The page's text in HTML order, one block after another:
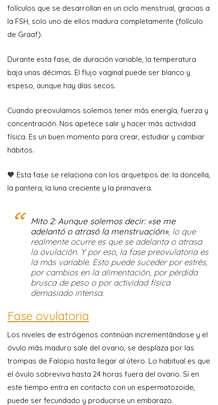
folículos que se desarrollan en un ciclo menstrual, gracias a
la FSH, solo uno de ellos madura completamente (folículo
de Graaf).
Durante esta fase, de duración variable, la temperatura
baja unas décimas. El flujo vaginal puede ser blanco y
espeso, aunque hay días secos.
Cuando preovulamos solemos tener más energía, fuerza y
concentración. Nos apetece salir y hacer más actividad
física. Es un buen momento para crear, estudiar y cambiar
hábitos.
🧡 Esta fase se relaciona con los arquetipos de: la doncella,
la pantera, la luna creciente y la primavera.
Mito 2: Aunque solemos decir: «se me
adelantó o atrasó la menstruación», lo que
realmente ocurre es que se adelanta o atrasa
la ovulación. Y por eso, la fase preovulatoria es
la más variable. Esto puede suceder por estrés,
por cambios en la alimentación, por pérdida
brusca de peso o por actividad física
demasiado intensa.
Fase ovulatoria
Los niveles de estrógenos continúan incrementándose y el
óvulo más maduro sale del ovario, se desplaza por las
trompas de Falopio hasta llegar al útero. Lo habitual es que
el óvulo sobreviva hasta 24 horas fuera del ovario. Si en
este tiempo entra en contacto con un espermatozoide,
puede ser fecundado y producirse un embarazo.